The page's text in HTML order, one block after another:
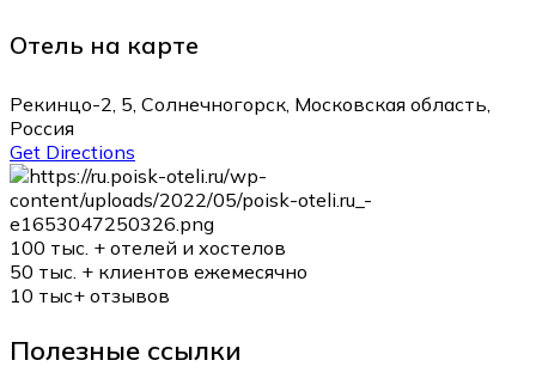
Отель на карте
Рекинцо-2, 5, Солнечногорск, Московская область,
Россия
Get Directions
100 тыс. + отелей и хостелов
50 тыс. + клиентов ежемесячно
10 тыс+ отзывов
Полезные ссылки